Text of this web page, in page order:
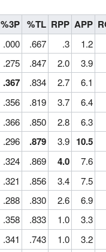
%3P %TL RPP APP
.000 .667 .3 1.2
.275 .847 2.0 3.9
.367 .834 2.7 6.1
.356 .819 3.7 6.4
.366 .850 2.8 6.3
.296 .879 3.9 10.5
.324 .869 4.0 7.6
.321 .856 3.4 7.5
.288 .830 2.6 6.9
.358 .833 1.0 3.3
.341 .743 1.0 3.2